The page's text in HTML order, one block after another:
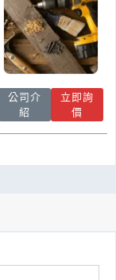
公司介
紹
立即詢
價